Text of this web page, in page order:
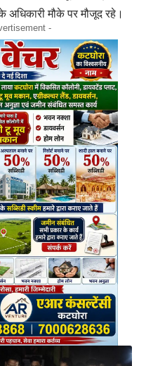
अधिकारी मौके पर मौजूद रहे।
-